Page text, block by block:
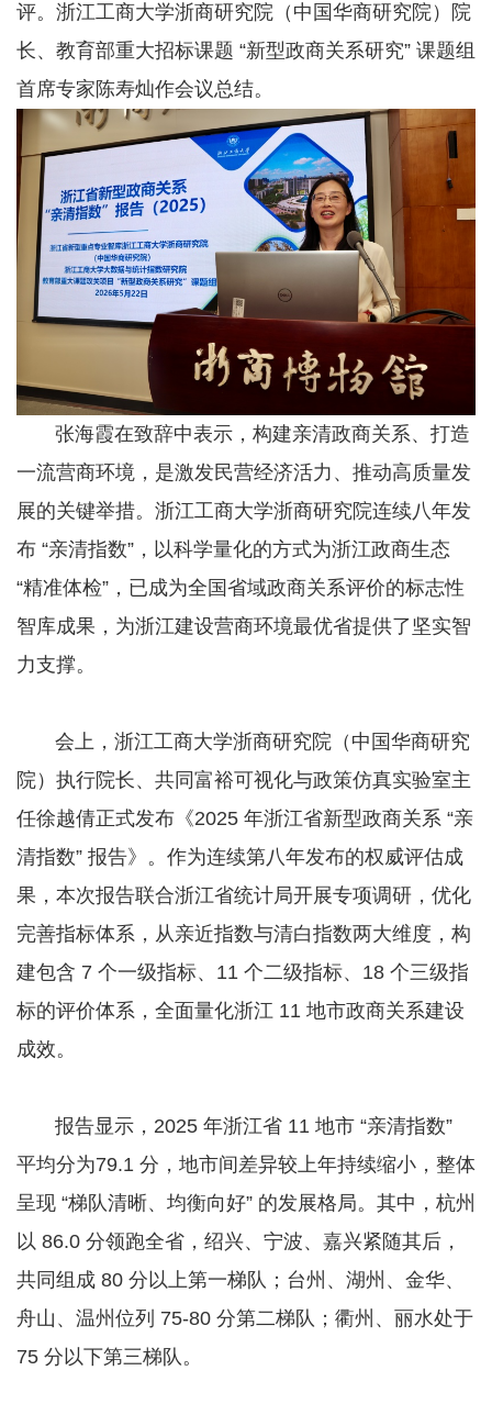
评。浙江工商大学浙商研究院（中国华商研究院）院
长、教育部重大招标课题 “新型政商关系研究” 课题组
首席专家陈寿灿作会议总结。
张海霞在致辞中表示，构建亲清政商关系、打造
一流营商环境，是激发民营经济活力、推动高质量发
展的关键举措。浙江工商大学浙商研究院连续八年发
布 “亲清指数”，以科学量化的方式为浙江政商生态
“精准体检”，已成为全国省域政商关系评价的标志性
智库成果，为浙江建设营商环境最优省提供了坚实智
力支撑。
会上，浙江工商大学浙商研究院（中国华商研究
院）执行院长、共同富裕可视化与政策仿真实验室主
任徐越倩正式发布《2025 年浙江省新型政商关系 “亲
清指数” 报告》。作为连续第八年发布的权威评估成
果，本次报告联合浙江省统计局开展专项调研，优化
完善指标体系，从亲近指数与清白指数两大维度，构
建包含 7 个一级指标、11 个二级指标、18 个三级指
标的评价体系，全面量化浙江 11 地市政商关系建设
成效。
报告显示，2025 年浙江省 11 地市 “亲清指数”
平均分为79.1 分，地市间差异较上年持续缩小，整体
呈现 “梯队清晰、均衡向好” 的发展格局。其中，杭州
以 86.0 分领跑全省，绍兴、宁波、嘉兴紧随其后，
共同组成 80 分以上第一梯队；台州、湖州、金华、
舟山、温州位列 75-80 分第二梯队；衢州、丽水处于
75 分以下第三梯队。